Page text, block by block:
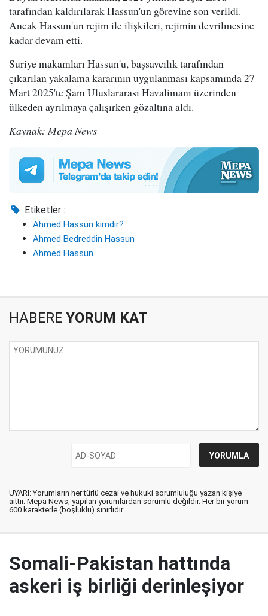
tarafından kaldırılarak Hassun'un görevine son verildi.
Ancak Hassun'un rejim ile ilişkileri, rejimin devrilmesine
kadar devam etti.
Suriye makamları Hassun'u, başsavcılık tarafından
çıkarılan yakalama kararının uygulanması kapsamında 27
Mart 2025'te Şam Uluslararası Havalimanı üzerinden
ülkeden ayrılmaya çalışırken gözaltına aldı.
Kaynak: Mepa News
Etiketler :
Ahmed Hassun kimdir?
Ahmed Bedreddin Hassun
Ahmed Hassun
HABERE YORUM KAT
UYARI: Yorumların her türlü cezai ve hukuki sorumluluğu yazan kişiye
aittir. Mepa News, yapılan yorumlardan sorumlu değildir. Her bir yorum
600 karakterle (boşluklu) sınırlıdır.
Somali-Pakistan hattında
askeri iş birliği derinleşiyor